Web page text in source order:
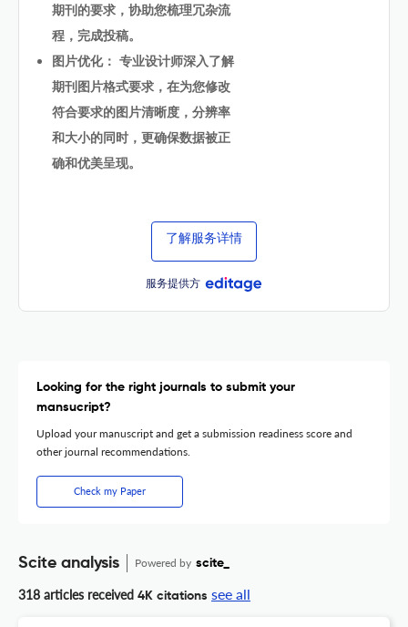
期刊的要求，协助您梳理冗杂流
程，完成投稿。
图片优化： 专业设计师深入了解
期刊图片格式要求，在为您修改
符合要求的图片清晰度，分辨率
和大小的同时，更确保数据被正
确和优美呈现。
了解服务详情
服务提供方
Looking for the right journals to submit your
mansucript?
Upload your manuscript and get a submission readiness score and
other journal recommendations.
Check my Paper
Scite analysis Powered by scite_
318 articles received 4K citations see all